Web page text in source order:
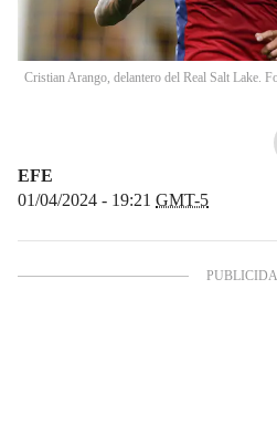
Cristian Arango, delantero del Real Salt Lake.
EFE
01/04/2024 - 19:21 GMT-5